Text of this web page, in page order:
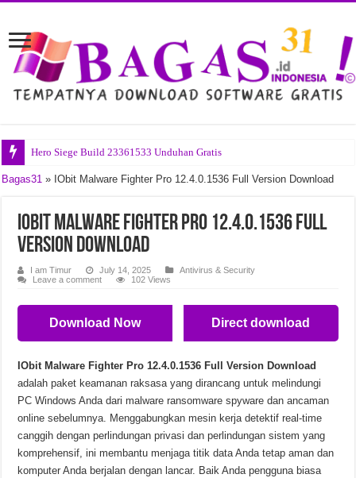
Hero Siege Build 23361533 Unduhan Gratis
Startallback v3.9.24.5378 Unduhan Gratis
Bandizip Professional v7.45 Unduhan Gratis
Office Tool Plus v11.5.7.0 Unduhan Gratis
Ravenfield Build 24357265 Unduhan Gratis
Blumentals Webuilder v18.8.0.278 Unduhan Gratis
Nero AI Video Upscaler Pro v1.3.20.0 Unduhan Gratis
Soda PDF Desktop Pro v15.0.12.24792 Unduhan Gratis
Bagas31 » IObit Malware Fighter Pro 12.4.0.1536 Full Version Download
IObit Malware Fighter Pro 12.4.0.1536 Full
Version Download
I am Timur July 14, 2025
Antivirus & Security
Leave a comment
102 Views
Download Now Direct download
IObit Malware Fighter Pro 12.4.0.1536 Full Version Download
adalah paket keamanan raksasa yang dirancang untuk melindungi
PC Windows Anda dari malware ransomware spyware dan ancaman
online sebelumnya. Menggabungkan mesin kerja detektif real-time
canggih dengan perlindungan privasi dan perlindungan sistem yang
komprehensif, ini membantu menjaga titik data Anda tetap aman dan
komputer Anda berjalan dengan lancar. Baik Anda pengguna biasa